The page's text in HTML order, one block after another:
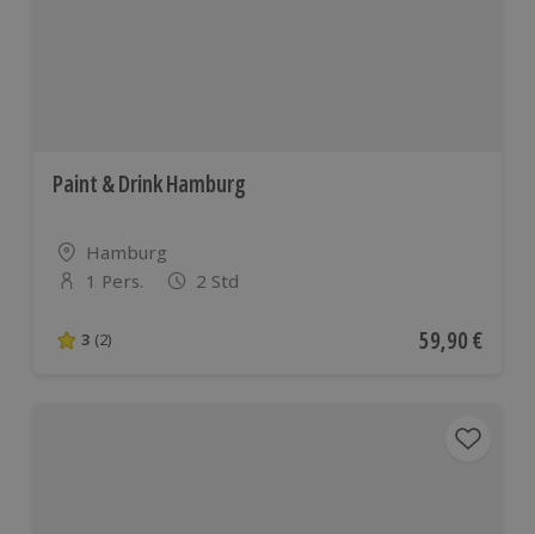
Paint & Drink Hamburg
Standort
Hamburg
Anzahl der Teilnehmer
1 Pers. 2 Std
3 von 5 Sternen basierend auf 2 Bewertungen
3 (2) Aktueller
59,90 €